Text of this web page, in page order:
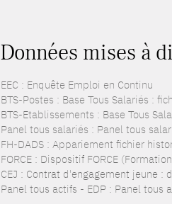
Données mises à
EEC : Enquête Emploi en Continu
BTS-Postes : Base Tous Salariés :
BTS-Etablissements : Base Tous
Panel tous salariés : Panel tous
FH-DADS : Appariement fichier
FORCE : Dispositif FORCE
CEJ : Contrat d'engagement jeune
Panel tous actifs - EDP : Panel tous